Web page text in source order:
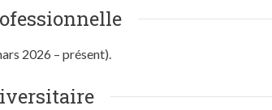
2026 – présent).